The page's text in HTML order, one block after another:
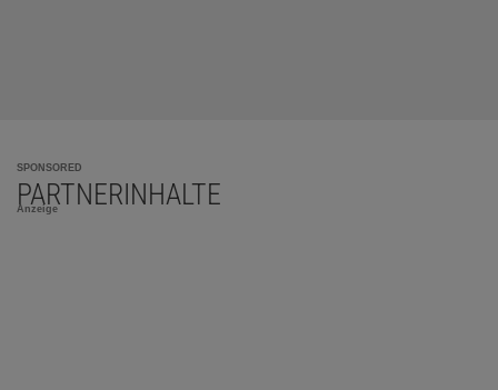
SPONSORED
PARTNERINHALTE
Anzeige